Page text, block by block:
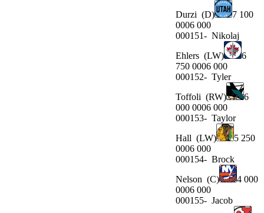
Durzi (D)
7 100
0006 000
000151- Nikolaj
Ehlers (LW)
6
750 0006 000
000152- Tyler
Toffoli (RW)
6
000 0006 000
000153- Taylor
Hall (LW)
5 250
0006 000
000154- Brock
Nelson (C)
4 000
0006 000
000155- Jacob